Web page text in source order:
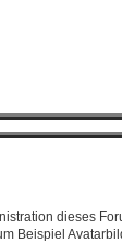
dieses
Beispiel